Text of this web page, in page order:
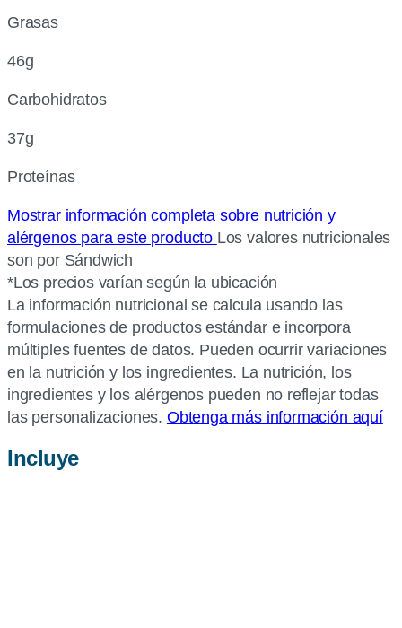
Grasas
46g
Carbohidratos
37g
Proteínas
Mostrar información completa sobre nutrición y
alérgenos para este producto Los valores nutricionales
son por Sándwich
*Los precios varían según la ubicación
La información nutricional se calcula usando las
formulaciones de productos estándar e incorpora
múltiples fuentes de datos. Pueden ocurrir variaciones
en la nutrición y los ingredientes. La nutrición, los
ingredientes y los alérgenos pueden no reflejar todas
las personalizaciones. Obtenga más información aquí
Incluye